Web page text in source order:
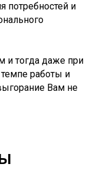
потребностей и
и тогда даже при
работы и
Вам не